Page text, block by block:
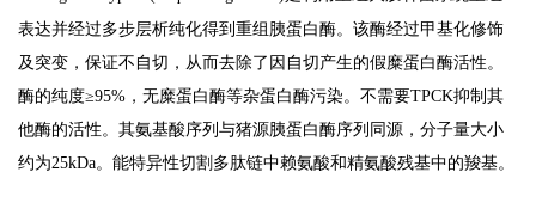
表达并经过多步层析纯化得到重组胰蛋白酶。该酶经过甲基化修饰
及突变，保证不自切，从而去除了因自切产生的假糜蛋白酶活性。
酶的纯度≥95%，无糜蛋白酶等杂蛋白酶污染。不需要TPCK抑制其
他酶的活性。其氨基酸序列与猪源胰蛋白酶序列同源，分子量大小
约为25kDa。 能特异性切割多肽链中赖氨酸和精氨酸残基中的羧基。